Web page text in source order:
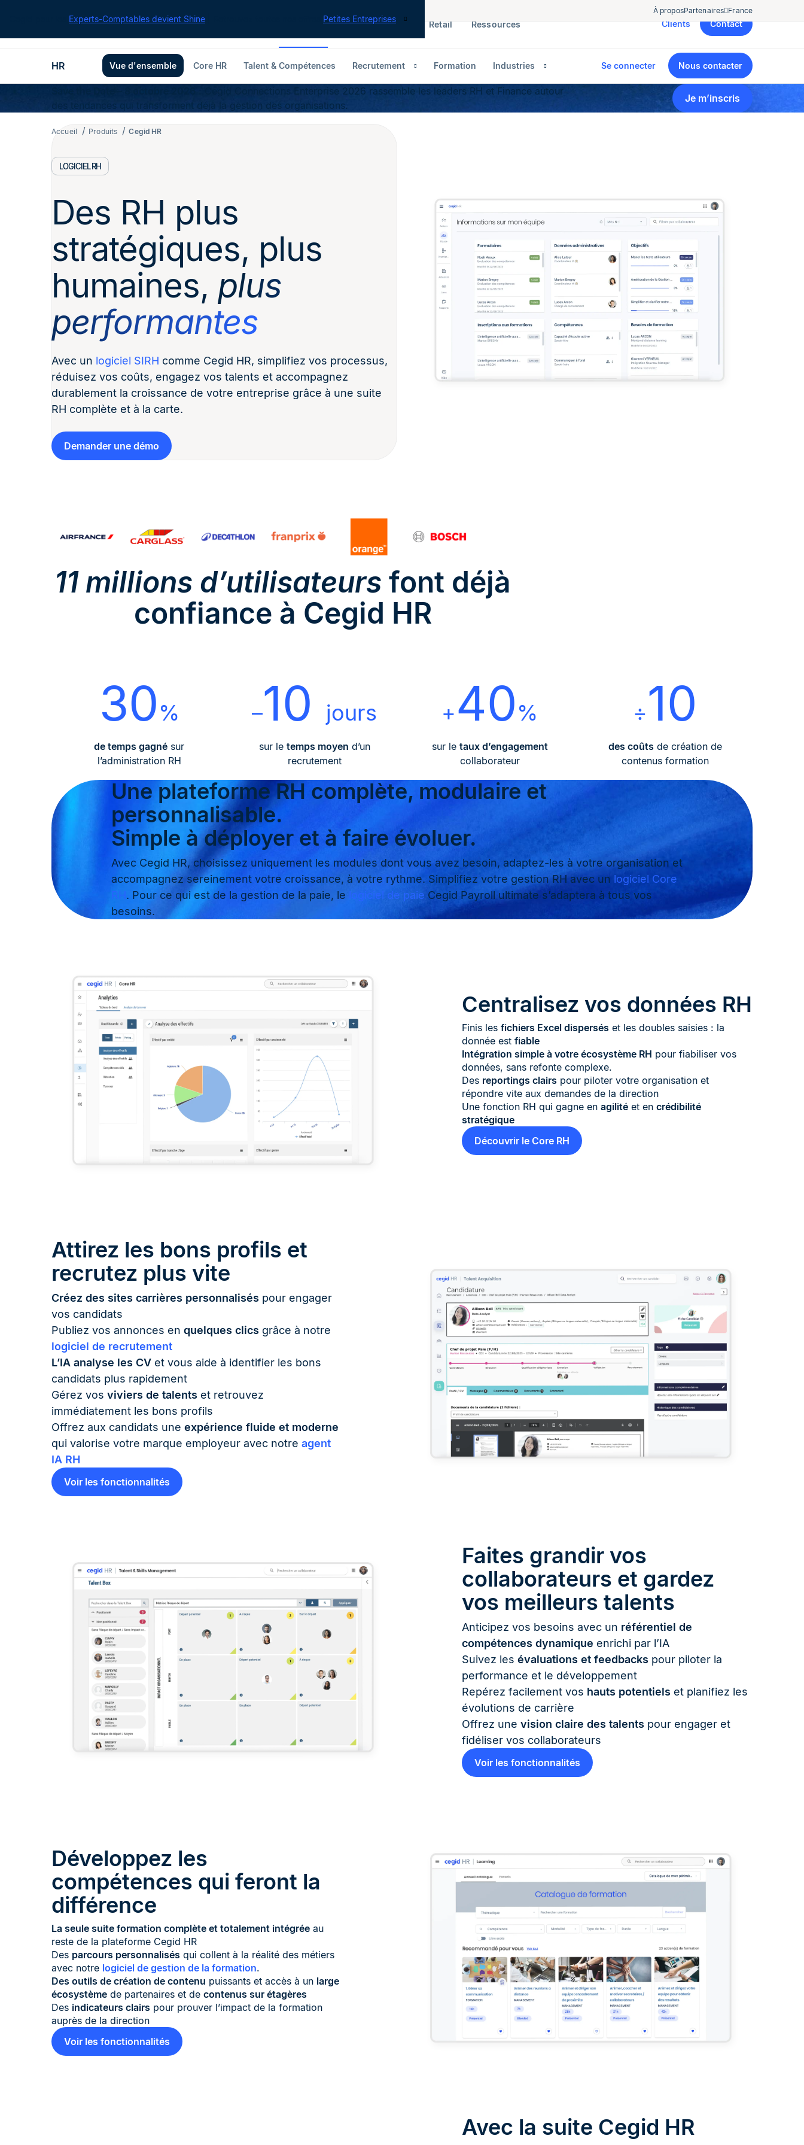
Experts-Comptables devient Shine Petites Entreprises
À proposPartenaires France
ERP Finance Retail Ressources Clients Contact
HR Vue d'ensemble Core HR Talent & Compétences Recrutement Formation Industries Se connecter Nous contacter
: Cegid Connections Enterprise 2026 rassemble les leaders RH et Finance autour
des tendances qui transforment déjà la gestion des organisations.
Je m’inscris
Accueil Produits Cegid HR
LOGICIEL RH
Des RH plus
stratégiques, plus
humaines, plus
performantes
Avec un logiciel SIRH comme Cegid HR, simplifiez vos processus,
réduisez vos coûts, engagez vos talents et accompagnez
durablement la croissance de votre entreprise grâce à une suite
RH complète et à la carte.
Demander une démo
11 millions d’utilisateurs font déjà
confiance à Cegid HR
30%
de temps gagné sur
l’administration RH
–10 jours
sur le temps moyen d’un
recrutement
+40%
sur le taux d’engagement
collaborateur
÷10
des coûts de création de
contenus formation
Une plateforme RH complète, modulaire et
personnalisable.
Simple à déployer et à faire évoluer.
Avec Cegid HR, choisissez uniquement les modules dont vous avez besoin, adaptez-les à votre organisation et
accompagnez sereinement votre croissance, à votre rythme. Simplifiez votre gestion RH avec un logiciel Core
RH. Pour ce qui est de la gestion de la paie, le logiciel de paie Cegid Payroll ultimate s’adaptera à tous vos
besoins.
Centralisez vos données RH
Finis les fichiers Excel dispersés et les doubles saisies : la
donnée est fiable
Intégration simple à votre écosystème RH pour fiabiliser vos
données, sans refonte complexe.
Des reportings clairs pour piloter votre organisation et
répondre vite aux demandes de la direction
Une fonction RH qui gagne en agilitéet en crédibilité
stratégique
Découvrir le Core RH
Attirez les bons profils et
recrutez plus vite
Créez des sites carrières personnalisés pour engager
vos candidats
Publiez vos annonces en quelques clics grâce à notre
logiciel de recrutement
L’IA analyse les CV et vous aide à identifier les bons
candidats plus rapidement
Gérez vos viviers de talents et retrouvez
immédiatement les bons profils
Offrez aux candidats une expérience fluide et moderne
qui valorise votre marque employeur avec notre agent
IA RH
Voir les fonctionnalités
Faites grandir vos
collaborateurs et gardez
vos meilleurs talents
Anticipez vos besoins avec un référentiel de
compétences dynamique enrichi par l’IA
Suivez les évaluations et feedbacks pour piloter la
performance et le développement
Repérez facilement vos hauts potentiels et planifiez les
évolutions de carrière
Offrez une vision claire des talents pour engager et
fidéliser vos collaborateurs
Voir les fonctionnalités
Développez les
compétences qui feront la
différence
La seule suite formation complète et totalement intégrée au
reste de la plateforme Cegid HR
Des parcours personnalisés qui collent à la réalité des métiers
avec notre logiciel de gestion de la formation.
Des outils de création de contenu puissants et accès à un large
écosystème de partenaires et de contenus sur étagères
Des indicateurs clairs pour prouver l’impact de la formation
auprès de la direction
Voir les fonctionnalités
Avec la suite Cegid HR